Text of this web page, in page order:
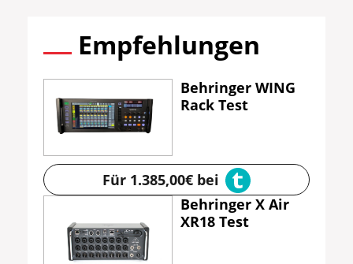
Empfehlungen
Behringer WING
Rack Test
Für 1.385,00€ bei
Behringer X Air
XR18 Test